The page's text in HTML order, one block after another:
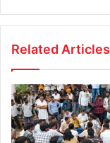
Related Articles